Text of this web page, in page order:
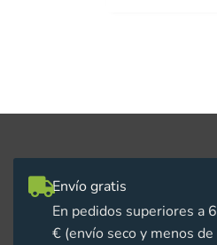
Envío gratis
En pedidos superiores a
€ (envío seco y menos